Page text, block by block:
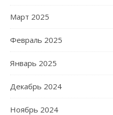
Март 2025
Февраль 2025
Январь 2025
Декабрь 2024
Ноябрь 2024